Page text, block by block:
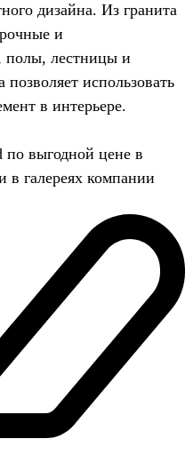
дизайна. Из гранита
и
лестницы и
использовать
в интерьере.
по выгодной цене в
в галереях компании